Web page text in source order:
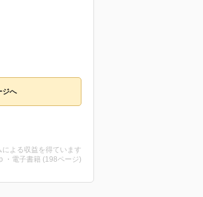
ジへ
よる収益を得ています
・電子書籍 (198ページ)